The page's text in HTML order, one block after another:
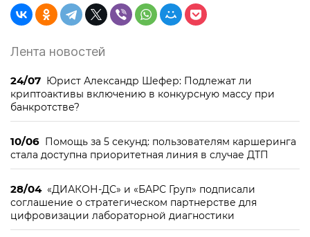
Лента новостей
24/07 Юрист Александр Шефер: Подлежат ли
криптоактивы включению в конкурсную массу при
банкротстве?
10/06 Помощь за 5 секунд: пользователям каршеринга
стала доступна приоритетная линия в случае ДТП
28/04 «ДИАКОН-ДС» и «БАРС Груп» подписали
соглашение о стратегическом партнерстве для
цифровизации лабораторной диагностики